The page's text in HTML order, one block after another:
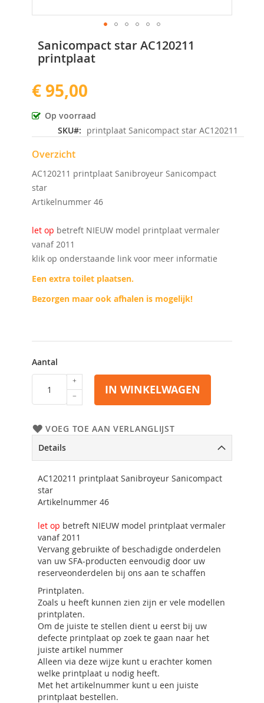
Sanicompact star AC120211
printplaat
€ 95,00
Op voorraad
SKU
printplaat Sanicompact star AC120211
Overzicht
AC120211 printplaat Sanibroyeur Sanicompact
star
Artikelnummer 46
let op betreft NIEUW model printplaat vermaler
vanaf 2011
klik op onderstaande link voor meer informatie
Een extra toilet plaatsen.
Bezorgen maar ook afhalen is mogelijk!
Aantal
IN WINKELWAGEN
VOEG TOE AAN VERLANGLIJST
naar
het
van
de
afbeeldingen-
gallerij
Details
AC120211 printplaat Sanibroyeur Sanicompact
star
Artikelnummer 46
let op betreft NIEUW model printplaat vermaler
vanaf 2011
Vervang gebruikte of beschadigde onderdelen
van uw SFA-producten eenvoudig door uw
reserveonderdelen bij ons aan te schaffen
Printplaten.
Zoals u heeft kunnen zien zijn er vele modellen
printplaten.
Om de juiste te stellen dient u eerst bij uw
defecte printplaat op zoek te gaan naar het
juiste artikel nummer
Alleen via deze wijze kunt u erachter komen
welke printplaat u nodig heeft.
Met het artikelnummer kunt u een juiste
printplaat bestellen.